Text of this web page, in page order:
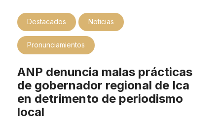
Destacados Noticias
Pronunciamientos
ANP denuncia malas prácticas
de gobernador regional de Ica
en detrimento de periodismo
local